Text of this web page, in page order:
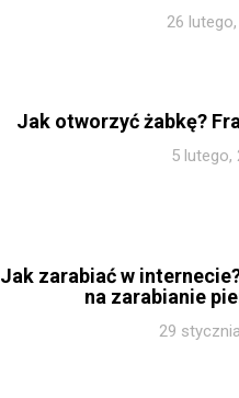
26
Jak otworzyć żabkę?
5 lutego,
Jak zarabiać w
na zarabianie
29